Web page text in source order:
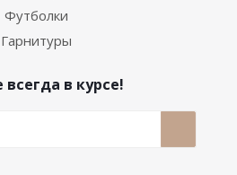
Футболки
Гарнитуры
всегда в курсе!